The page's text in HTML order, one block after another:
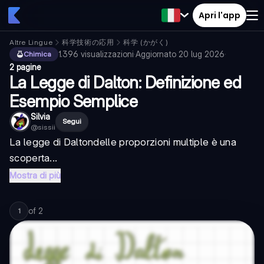
Apri l'app
Altre Lingue 科学技術の応用
科学 (かがく)
Chimica
1.396 visualizzazioni·Aggiornato 20 lug 2026·
2 pagine
La Legge di Dalton: Definizione ed
Esempio Semplice
Silvia
@sissii
Segui
La legge di Daltondelle proporzioni multiple è una
scoperta...
Mostra di più
1 of 2